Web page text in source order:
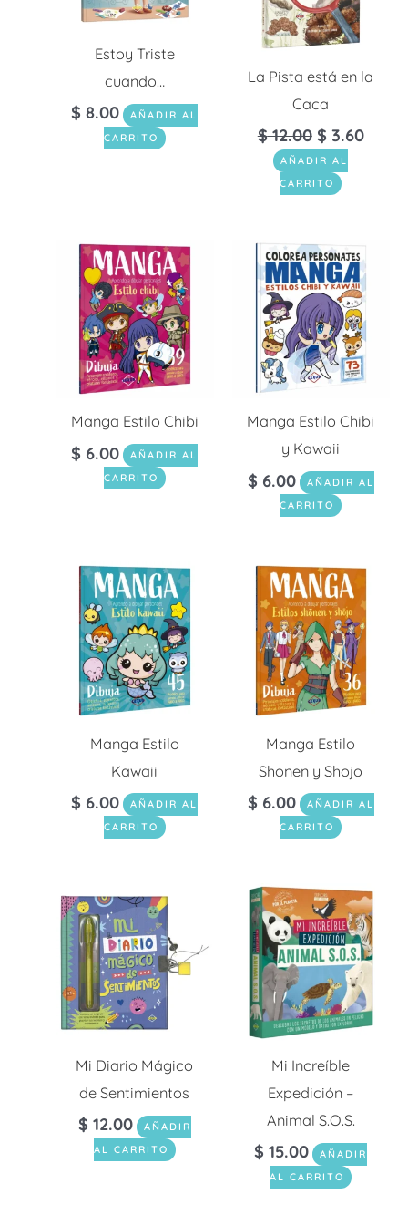
Estoy Triste
cuando…
$ 8.00
AÑADIR AL
CARRITO
La Pista está en la
Caca
$12.00 $ 3.60
AÑADIR AL
CARRITO
Manga Estilo Chibi
$ 6.00
AÑADIR AL
CARRITO
Manga Estilo Chibi
y Kawaii
$ 6.00
AÑADIR AL
CARRITO
Manga Estilo
Kawaii
$ 6.00
AÑADIR AL
CARRITO
Manga Estilo
Shonen y Shojo
$ 6.00
AÑADIR AL
CARRITO
Mi Diario Mágico
de Sentimientos
$ 12.00
AÑADIR
AL CARRITO
Mi Increíble
Expedición –
Animal S.O.S.
$ 15.00
AÑADIR
AL CARRITO